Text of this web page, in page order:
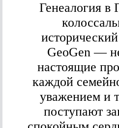
Генеалогия в
GeoGen —
настоящие
каждой
уважением и
поступают